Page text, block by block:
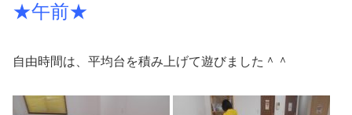
★午前★
自由時間は、平均台を積み上げて遊びました＾＾